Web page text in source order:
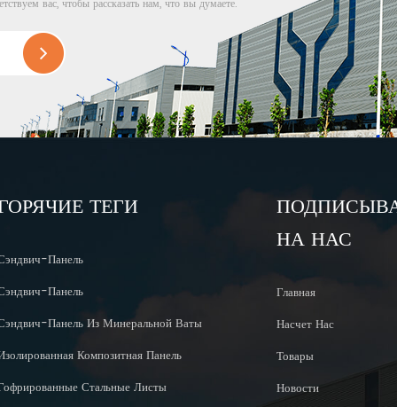
вас, чтобы рассказать нам, что вы думаете.
ТЕГИ
Панель
Панель
Панель Из Минеральной Ваты
Композитная Панель
Стальные Листы
НА НАС
Главная
Насчет Нас
Товары
Новости